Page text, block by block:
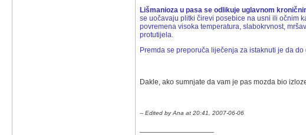
Lišmanioza u pasa se odlikuje uglavnom
se uočavaju plitki čirevi posebice na usni ili očnim
povremena visoka temperatura, slabokrvnost,
protutijela.
Premda se preporuča liječenja za istaknuti je da
Dakle, ako sumnjate da vam je pas mozda bio
-- Edited by Ana at 20:41, 2007-06-06